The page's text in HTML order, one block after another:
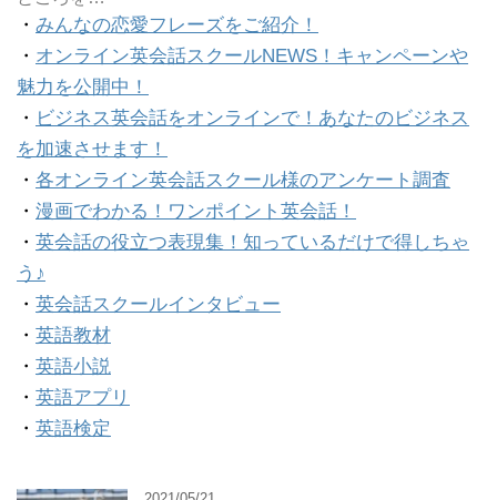
・ みんなの恋愛フレーズをご紹介！
・ オンライン英会話スクールNEWS！キャンペーンや
魅力を公開中！
・ ビジネス英会話をオンラインで！あなたのビジネス
を加速させます！
・ 各オンライン英会話スクール様のアンケート調査
・ 漫画でわかる！ワンポイント英会話！
・ 英会話の役立つ表現集！知っているだけで得しちゃ
う♪
・ 英会話スクールインタビュー
・ 英語教材
・ 英語小説
・ 英語アプリ
・ 英語検定